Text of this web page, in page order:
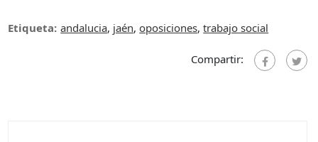
Etiqueta: andalucia, jaén,oposiciones,trabajo social
Compartir: